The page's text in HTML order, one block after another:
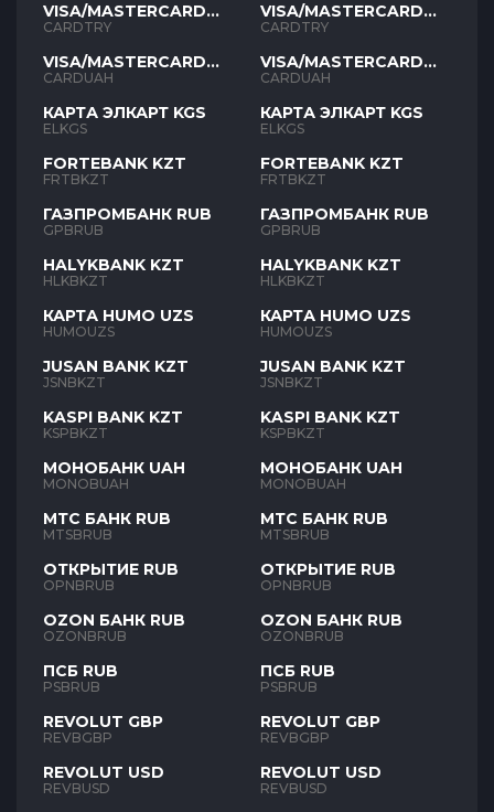
VISA/MASTERCARD
TYR
CARDTRY
VISA/MASTERCARD
UAH
CARDUAH
КАРТА ЭЛКАРТ KGS
ELKGS
FORTEBANK KZT
FRTBKZT
ГАЗПРОМБАНК RUB
GPBRUB
HALYKBANK KZT
HLKBKZT
КАРТА HUMO UZS
HUMOUZS
JUSAN BANK KZT
JSNBKZT
KASPI BANK KZT
KSPBKZT
МОНОБАНК UAH
MONOBUAH
МТС БАНК RUB
MTSBRUB
ОТКРЫТИЕ RUB
OPNBRUB
OZON БАНК RUB
OZONBRUB
ПСБ RUB
PSBRUB
REVOLUT GBP
REVBGBP
REVOLUT USD
REVBUSD
VISA/MASTERCARD
TYR
CARDTRY
VISA/MASTERCARD
UAH
CARDUAH
КАРТА ЭЛКАРТ KGS
ELKGS
FORTEBANK KZT
FRTBKZT
ГАЗПРОМБАНК RUB
GPBRUB
HALYKBANK KZT
HLKBKZT
КАРТА HUMO UZS
HUMOUZS
JUSAN BANK KZT
JSNBKZT
KASPI BANK KZT
KSPBKZT
МОНОБАНК UAH
MONOBUAH
МТС БАНК RUB
MTSBRUB
ОТКРЫТИЕ RUB
OPNBRUB
OZON БАНК RUB
OZONBRUB
ПСБ RUB
PSBRUB
REVOLUT GBP
REVBGBP
REVOLUT USD
REVBUSD